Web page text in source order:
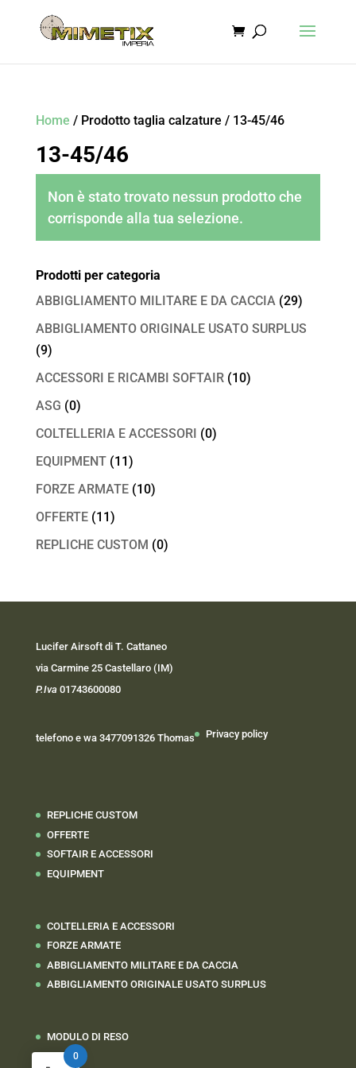
Home / Prodotto taglia calzature / 13-45/46
13-45/46
Non è stato trovato nessun prodotto che
corrisponde alla tua selezione.
Prodotti per categoria
ABBIGLIAMENTO MILITARE E DA CACCIA (29)
ABBIGLIAMENTO ORIGINALE USATO SURPLUS
(9)
ACCESSORI E RICAMBI SOFTAIR (10)
ASG (0)
COLTELLERIA E ACCESSORI (0)
EQUIPMENT (11)
FORZE ARMATE (10)
OFFERTE (11)
REPLICHE CUSTOM (0)
Lucifer Airsoft di T. Cattaneo
via Carmine 25 Castellaro (IM)
P.Iva 01743600080
telefono e wa 3477091326 Thomas Privacy policy
REPLICHE CUSTOM
OFFERTE
SOFTAIR E ACCESSORI
EQUIPMENT
COLTELLERIA E ACCESSORI
FORZE ARMATE
ABBIGLIAMENTO MILITARE E DA CACCIA
ABBIGLIAMENTO ORIGINALE USATO SURPLUS
MODULO DI RESO
0